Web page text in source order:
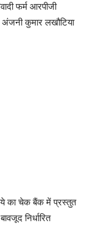
फर्म आरपीजी
अंजनी कुमार लखौटिया
का चेक बैंक में प्रस्तुत
निर्धारित